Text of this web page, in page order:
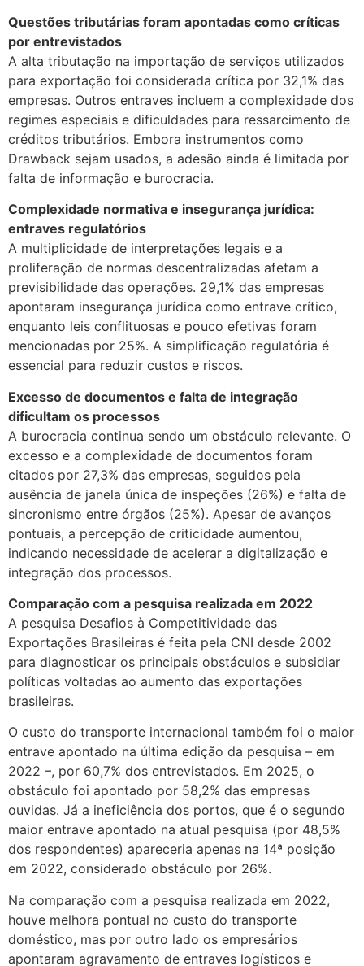
Questões tributárias foram apontadas como críticas
por entrevistados
A alta tributação na importação de serviços utilizados
para exportação foi considerada crítica por 32,1% das
empresas. Outros entraves incluem a complexidade dos
regimes especiais e dificuldades para ressarcimento de
créditos tributários. Embora instrumentos como
Drawback sejam usados, a adesão ainda é limitada por
falta de informação e burocracia.
Complexidade normativa e insegurança jurídica:
entraves regulatórios
A multiplicidade de interpretações legais e a
proliferação de normas descentralizadas afetam a
previsibilidade das operações. 29,1% das empresas
apontaram insegurança jurídica como entrave crítico,
enquanto leis conflituosas e pouco efetivas foram
mencionadas por 25%. A simplificação regulatória é
essencial para reduzir custos e riscos.
Excesso de documentos e falta de integração
dificultam os processos
A burocracia continua sendo um obstáculo relevante. O
excesso e a complexidade de documentos foram
citados por 27,3% das empresas, seguidos pela
ausência de janela única de inspeções (26%) e falta de
sincronismo entre órgãos (25%). Apesar de avanços
pontuais, a percepção de criticidade aumentou,
indicando necessidade de acelerar a digitalização e
integração dos processos.
Comparação com a pesquisa realizada em 2022
A pesquisa Desafios à Competitividade das
Exportações Brasileiras é feita pela CNI desde 2002
para diagnosticar os principais obstáculos e subsidiar
políticas voltadas ao aumento das exportações
brasileiras.
O custo do transporte internacional também foi o maior
entrave apontado na última edição da pesquisa – em
2022 –, por 60,7% dos entrevistados. Em 2025, o
obstáculo foi apontado por 58,2% das empresas
ouvidas. Já a ineficiência dos portos, que é o segundo
maior entrave apontado na atual pesquisa (por 48,5%
dos respondentes) apareceria apenas na 14ª posição
em 2022, considerado obstáculo por 26%.
Na comparação com a pesquisa realizada em 2022,
houve melhora pontual no custo do transporte
doméstico, mas por outro lado os empresários
apontaram agravamento de entraves logísticos e